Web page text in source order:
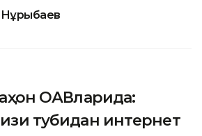
Нұрыбаев
ОАВларида:
тубидан интернет